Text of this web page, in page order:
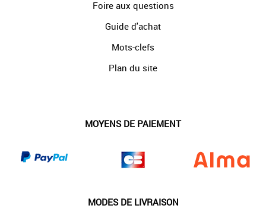
Foire aux questions
Guide d'achat
Mots-clefs
Plan du site
MOYENS DE PAIEMENT
MODES DE LIVRAISON